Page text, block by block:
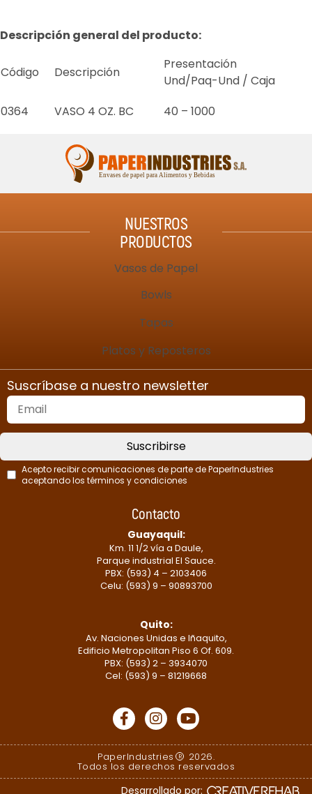
Descripción general del producto:
Código Descripción
Presentación
Und/Paq-Und / Caja
0364
VASO 4 OZ. BC 40 – 1000
NUESTROS
PRODUCTOS
Vasos de Papel
Bowls
Tapas
Platos y Reposteros
Suscríbase a nuestro newsletter
Suscribirse
Acepto recibir comunicaciones de parte de PaperIndustries
aceptando los términos y condiciones
Contacto
Guayaquil:
Km. 11 1/2 vía a Daule,
Parque industrial El Sauce.
PBX: (593) 4 – 2103406
Celu: (593) 9 – 90893700
Quito:
Av. Naciones Unidas e Iñaquito,
Edificio Metropolitan Piso 6 Of. 609.
PBX: (593) 2 – 3934070
Cel: (593) 9 – 81219668
PaperIndustriesR 2026.
Todos los derechos reservados
Desarrollado por: